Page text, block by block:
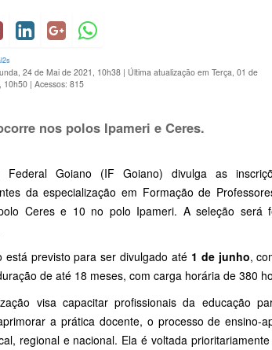
24 de Mai de 2021, 10h38 | Última atualização em Terça, 01 de
10h50 | Acessos: 815
nos polos Ipameri e Ceres.
Federal Goiano (IF Goiano) divulga as
da especialização em Formação de
Ceres e 10 no polo Ipameri. A seleção será
está previsto para ser divulgado até 1 de junho,
de até 18 meses, com carga horária de 380
visa capacitar profissionais da educação
a prática docente, o processo de ensino-
regional e nacional. Ela é voltada